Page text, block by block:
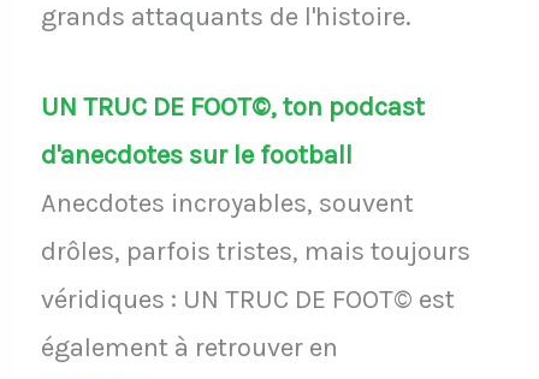
grands attaquants de l'histoire.
UN TRUC DE FOOT©, ton podcast
d'anecdotes sur le football
Anecdotes incroyables, souvent
drôles, parfois tristes, mais toujours
véridiques : UN TRUC DE FOOT© est
également à retrouver en